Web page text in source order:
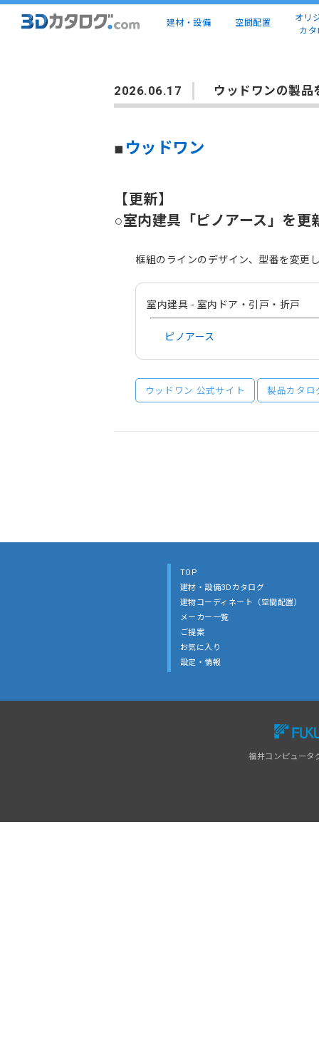
建材・設備 空間配置
オリ
カタ
2026.06.17 ウッドワンの製品
■ ウッドワン
【更新】
○室内建具「ピノアース」を更
框組のラインのデザイン、型番を変更
室内建具 - 室内ドア・引戸・折戸
ピノアース
ウッドワン 公式サイト 製品カタロ
TOP
建材・設備3Dカタログ
建物コーディネート（空間配置）
メーカー一覧
ご提案
お気に入り
設定・情報
福井コンピュータ